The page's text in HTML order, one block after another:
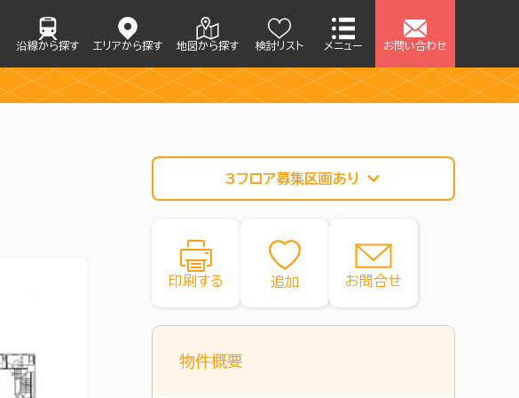
沿線から探す エリアから探す 地図から探す 検討リスト メニュー お問い合わせ
3フロア募集区画あり
印刷する お問合せ
物件概要